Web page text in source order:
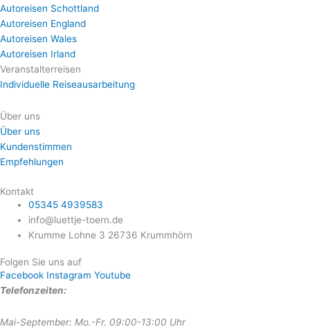
Autoreisen Schottland
Autoreisen England
Autoreisen Wales
Autoreisen Irland
Veranstalterreisen
Individuelle Reiseausarbeitung
Über uns
Über uns
Kundenstimmen
Empfehlungen
Kontakt
05345 4939583
info@luettje-toern.de
Krumme Lohne 3 26736 Krummhörn
Folgen Sie uns auf
Facebook Instagram Youtube
Telefonzeiten:
Mai-September: Mo.-Fr. 09:00-13:00 Uhr